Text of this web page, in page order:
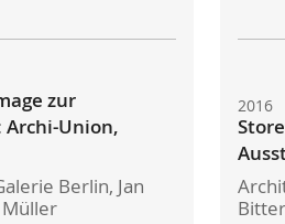
zur
Archi-Union,
Berlin, Jan
2016